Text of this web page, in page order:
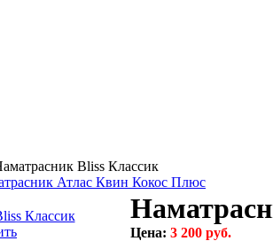
Bliss Классик
Атлас Квин Кокос Плюс
Цена: 3 200 руб.